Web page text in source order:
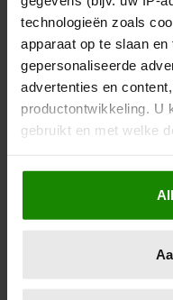
technologieën zoals
apparaat op te slaan
gepersonaliseerde
advertenties en
productontwikkeling. U
gebruikt en met welke
Als u het toestaat,
Informatie
locatie, die tot een
scannen op